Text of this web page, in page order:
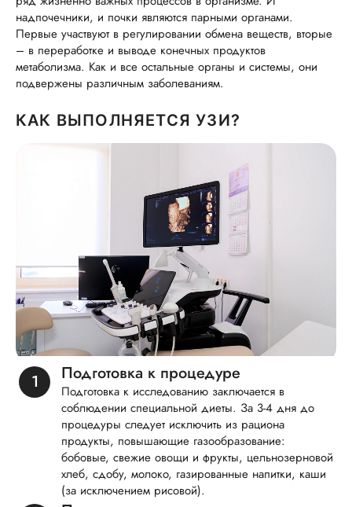
надпочечники, и почки являются парными органами.
Первые участвуют в регулировании обмена веществ, вторые
– в переработке и выводе конечных продуктов
метаболизма. Как и все остальные органы и системы, они
подвержены различным заболеваниям.
КАК ВЫПОЛНЯЕТСЯ УЗИ?
Подготовка к процедуре
Подготовка к исследованию заключается в
соблюдении специальной диеты. За 3-4 дня до
процедуры следует исключить из рациона
продукты, повышающие газообразование:
бобовые, свежие овощи и фрукты, цельнозерновой
хлеб, сдобу, молоко, газированные напитки, каши
(за исключением рисовой).